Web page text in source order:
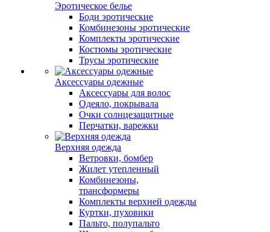
Эротическое белье
Боди эротические
Комбинезоны эротические
Комплекты эротические
Костюмы эротические
Трусы эротические
Аксессуары одежные
Аксессуары для волос
Одеяло, покрывала
Очки солнцезащитные
Перчатки, варежки
Верхняя одежда
Ветровки, бомбер
Жилет утепленный
Комбинезоны,
трансформеры
Комплекты верхней одежды
Куртки, пуховики
Пальто, полупальто